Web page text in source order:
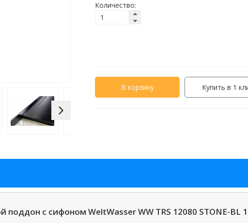
Количество:
В корзину Купить в 1
поддон с сифоном WeltWasser WW TRS 12080 STONE-BL